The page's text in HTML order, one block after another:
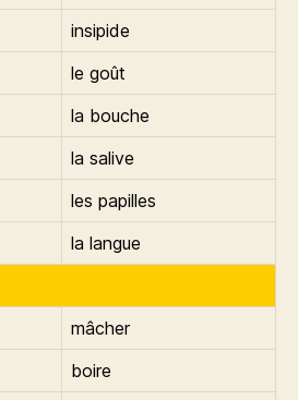
insipide
le goût
la bouche
la salive
les papilles
la langue
mâcher
boire